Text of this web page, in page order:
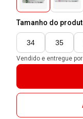
Tamanho do
34 35
Vendido e entregue por